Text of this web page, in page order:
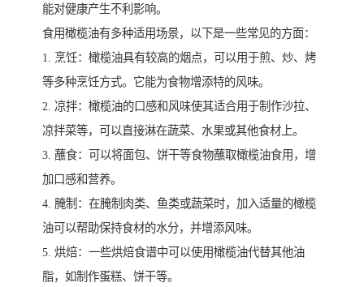
能对健康产生不利影响。
食用橄榄油有多种适用场景，以下是一些常见的方面：
1. 烹饪：橄榄油具有较高的烟点，可以用于煎、炒、烤
等多种烹饪方式。它能为食物增添特的风味。
2. 凉拌：橄榄油的口感和风味使其适合用于制作沙拉、
凉拌菜等，可以直接淋在蔬菜、水果或其他食材上。
3. 蘸食：可以将面包、饼干等食物蘸取橄榄油食用，增
加口感和营养。
4. 腌制：在腌制肉类、鱼类或蔬菜时，加入适量的橄榄
油可以帮助保持食材的水分，并增添风味。
5. 烘焙：一些烘焙食谱中可以使用橄榄油代替其他油
脂，如制作蛋糕、饼干等。